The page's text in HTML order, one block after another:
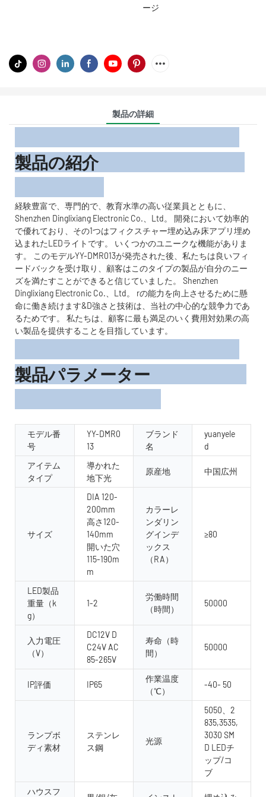
ージ
製品の詳細
製品の紹介
経験豊富で、専門的で、教育水準の高い従業員とともに、
Shenzhen Dinglixiang Electronic Co.、Ltd。 開発において効率的
で優れており、その1つはフィクスチャー埋め込み床アプリ埋め
込まれたLEDライトです。 いくつかのユニークな機能がありま
す。 このモデルYY-DMR013が発売された後、私たちは良いフィ
ードバックを受け取り、顧客はこのタイプの製品が自分のニー
ズを満たすことができると信じていました。 Shenzhen
Dinglixiang Electronic Co.、Ltd。 rの能力を向上させるために懸
命に働き続けます&D強さと技術は、当社の中心的な競争力であ
るためです。 私たちは、顧客に最も満足のいく費用対効果の高
い製品を提供することを目指しています。
製品パラメーター
モデル番
号
YY-DMR0
13
ブランド
名
yuanyele
d
アイテム
タイプ
導かれた
地下光
原産地 中国広州
サイズ
DIA 120-
200mm
高さ120-
140mm
開いた穴
115-190m
m
カラーレ
ンダリン
グインデ
ックス
（RA）
≥80
LED製品
重量（k
g）
1-2
労働時間
（時間）
50000
入力電圧
（V）
DC12V D
C24V AC
85-265V
寿命（時
間）
50000
IP評価 IP65
作業温度
（℃）
-40- 50
ランプボ
ディ素材
ステンレ
ス鋼
光源
5050、2
835,3535,
3030 SM
D LEDチ
ップ/コ
ブ
ハウスフ